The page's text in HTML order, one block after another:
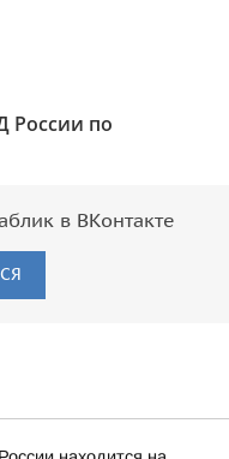
России по
в ВКонтакте